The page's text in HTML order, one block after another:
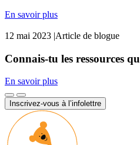
En savoir plus
12 mai 2023 |Article de blogue
Connais-tu les ressources
En savoir plus
Inscrivez-vous à l’infolettre